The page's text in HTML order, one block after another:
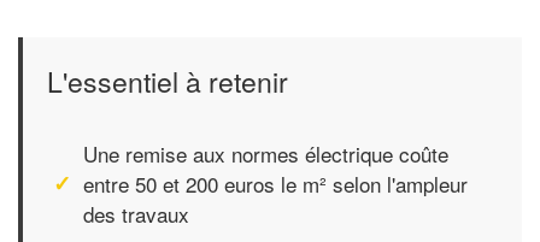
L'essentiel à retenir
Une remise aux normes électrique coûte
entre 50 et 200 euros le m² selon l'ampleur
des travaux